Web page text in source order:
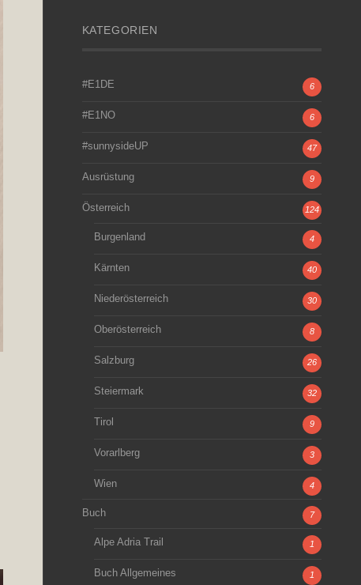
KATEGORIEN
#E1DE 6
#E1NO 6
#sunnysideUP 47
Ausrüstung 9
Österreich 124
Burgenland 4
Kärnten 40
Niederösterreich 30
Oberösterreich 8
Salzburg 26
Steiermark 32
Tirol 9
Vorarlberg 3
Wien 4
Buch 7
Alpe Adria Trail 1
Buch Allgemeines 1